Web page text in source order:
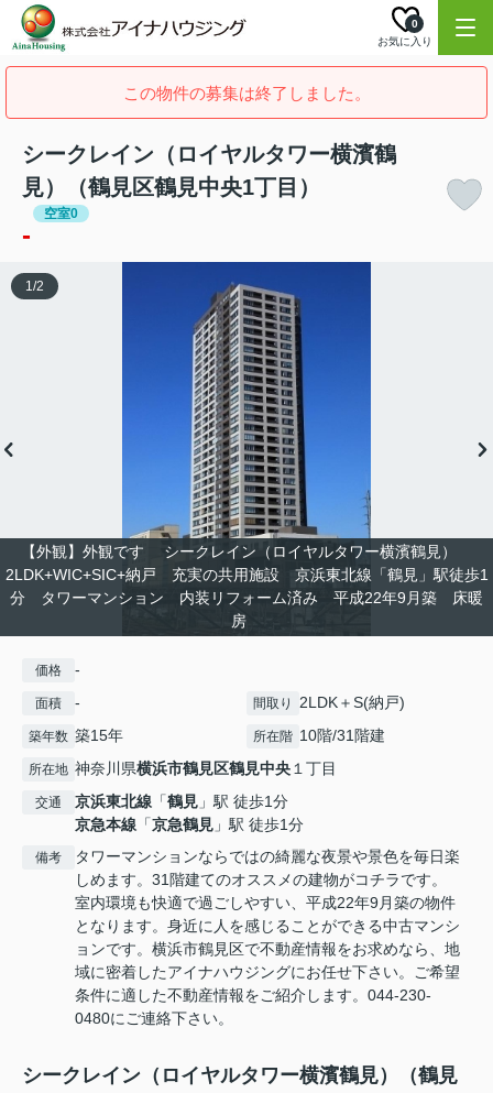
お気に入り
0
この物件の募集は終了しました。
シークレイン（ロイヤルタワー横濱鶴
見）（鶴見区鶴見中央1丁目）
空室0
-
【外観】外観です シークレイン（ロイヤルタワー横濱鶴見）
2LDK+WIC+SIC+納戸 充実の共用施設 京浜東北線「鶴見」駅徒歩1
分 タワーマンション 内装リフォーム済み 平成22年9月築 床暖
房
1/2
価格 -
面積 - 間取り 2LDK＋S(納戸)
築年数 築15年 所在階 10階/31階建
所在地 神奈川県横浜市鶴見区鶴見中央１丁目
交通 京浜東北線 「鶴見 」駅 徒歩1分
京急本線 「京急鶴見 」駅 徒歩1分
備考
タワーマンションならではの綺麗な夜景や景色を毎日楽
しめます。31階建てのオススメの建物がコチラです。
室内環境も快適で過ごしやすい、平成22年9月築の物件
となります。身近に人を感じることができる中古マンシ
ョンです。横浜市鶴見区で不動産情報をお求めなら、地
域に密着したアイナハウジングにお任せ下さい。ご希望
条件に適した不動産情報をご紹介します。044-230-
0480にご連絡下さい。
シークレイン（ロイヤルタワー横濱鶴見）（鶴見